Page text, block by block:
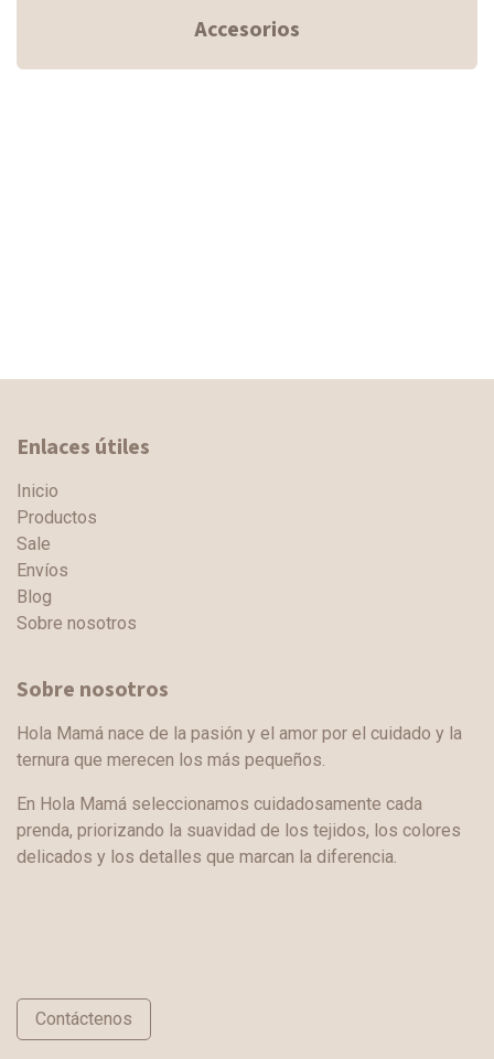
Accesorios
Enlaces útiles
Inicio
Productos
Sale
Envíos
Blog
Sobre nosotros
Sobre nosotros
Hola Mamá nace de la pasión y el amor por el cuidado y la
ternura que merecen los más pequeños.
En Hola Mamá seleccionamos cuidadosamente cada
prenda, priorizando la suavidad de los tejidos, los colores
delicados y los detalles que marcan la diferencia.
Contáctenos